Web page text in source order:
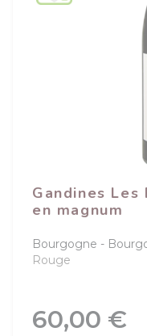
Gandines Les
en magnum
Bourgogne
Rouge
Prix
60,00 €